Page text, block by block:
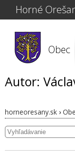
Horné
Obec
Autor:
horneoresany.sk ›